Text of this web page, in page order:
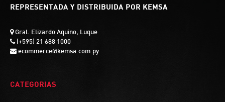
REPRESENTADA Y DISTRIBUIDA POR KEMSA
Gral. Elizardo Aquino, Luque
(+595) 21 688 1000
ecommerce@kemsa.com.py
CATEGORIAS